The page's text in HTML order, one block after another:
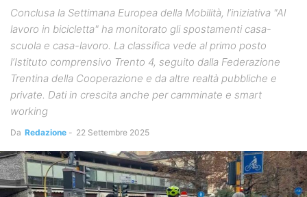
Conclusa la Settimana Europea della Mobilità, l’iniziativa "Al
lavoro in bicicletta" ha monitorato gli spostamenti casa-
scuola e casa-lavoro. La classifica vede al primo posto
l’Istituto comprensivo Trento 4, seguito dalla Federazione
Trentina della Cooperazione e da altre realtà pubbliche e
private. Dati in crescita anche per camminate e smart
working
Da Redazione - 22 Settembre 2025